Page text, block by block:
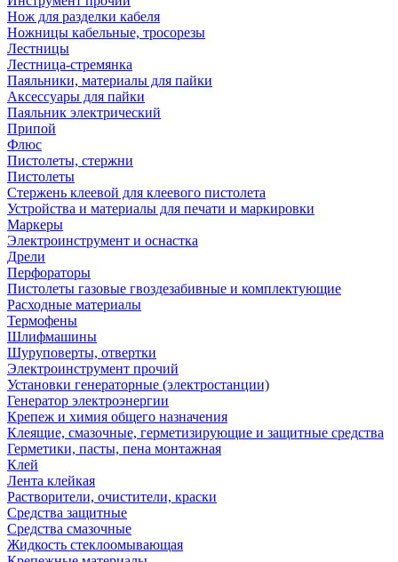
Нож для разделки кабеля
Ножницы кабельные, тросорезы
Лестницы
Лестница-стремянка
Паяльники, материалы для пайки
Аксессуары для пайки
Паяльник электрический
Припой
Флюс
Пистолеты, стержни
Пистолеты
Стержень клеевой для клеевого пистолета
Устройства и материалы для печати и маркировки
Маркеры
Электроинструмент и оснастка
Дрели
Перфораторы
Пистолеты газовые гвоздезабивные и комплектующие
Расходные материалы
Термофены
Шлифмашины
Шуруповерты, отвертки
Электроинструмент прочий
Установки генераторные (электростанции)
Генератор электроэнергии
Крепеж и химия общего назначения
Клеящие, смазочные, герметизирующие и защитные средства
Герметики, пасты, пена монтажная
Клей
Лента клейкая
Растворители, очистители, краски
Средства защитные
Средства смазочные
Жидкость стеклоомывающая